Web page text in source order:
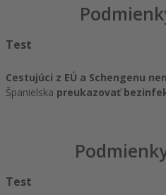
Test
Cestujúci z EÚ a Schengenu
Španielska preukazovať
Test